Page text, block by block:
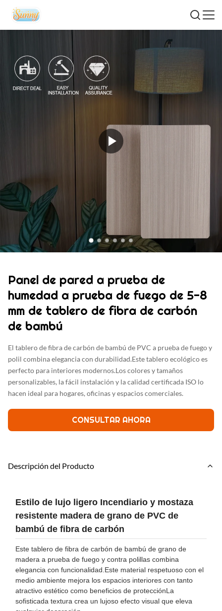
Panel de pared a prueba de
humedad a prueba de fuego de 5-8
mm de tablero de fibra de carbón
de bambú
El tablero de fibra de carbón de bambú de PVC a prueba de fuego y
polil combina elegancia con durabilidad.Este tablero ecológico es
perfecto para interiores modernos.Los colores y tamaños
personalizables, la fácil instalación y la calidad certificada ISO lo
hacen ideal para hogares, oficinas y espacios comerciales.
CONSULTAR AHORA
Descripción del Producto
Estilo de lujo ligero Incendiario y mostaza
resistente madera de grano de PVC de
bambú de fibra de carbón
Este tablero de fibra de carbón de bambú de grano de
madera a prueba de fuego y contra polillas combina
elegancia con funcionalidad.Este material respetuoso con el
medio ambiente mejora los espacios interiores con tanto
atractivo estético como beneficios de protecciónLa
sofisticada textura crea un lujoso efecto visual que eleva